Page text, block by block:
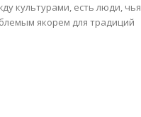
культурами, есть люди, чья
якорем для традиций